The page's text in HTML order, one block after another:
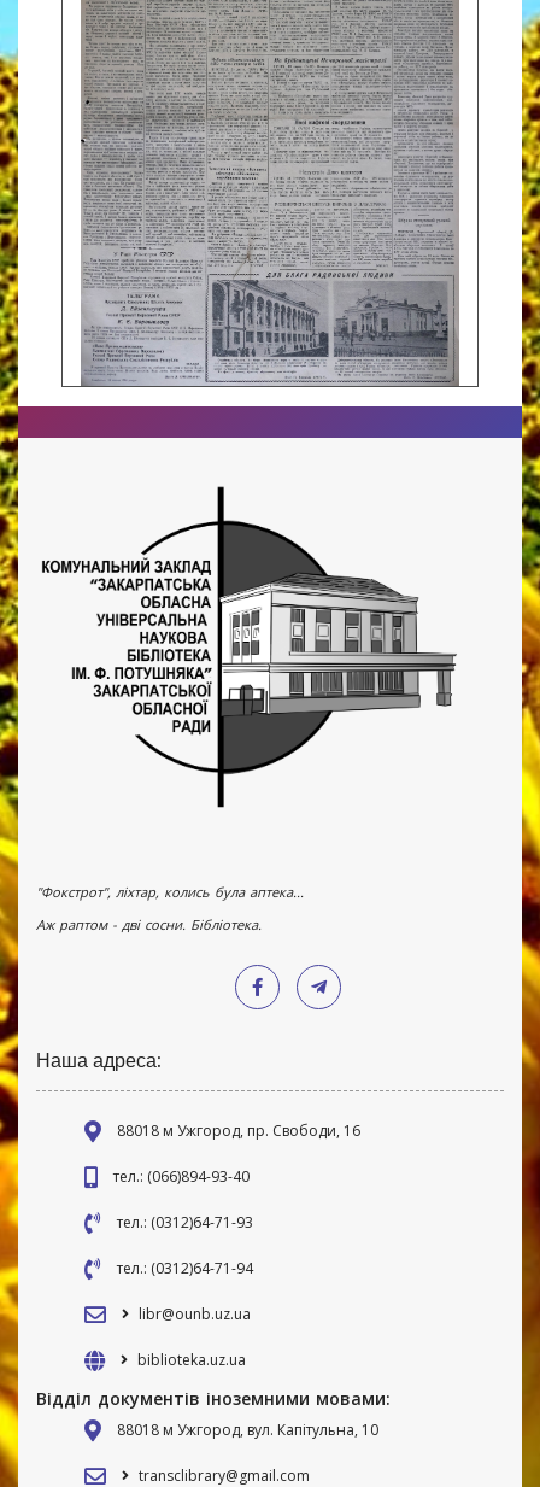
"Фокстрот", ліхтар, колись була аптека...
Аж раптом - дві сосни. Бібліотека.
Наша адреса:
88018 м Ужгород, пр. Свободи, 16
тел.: (066)894-93-40
тел.: (0312)64-71-93
тел.: (0312)64-71-94
libr@ounb.uz.ua
biblioteka.uz.ua
Відділ документів іноземними мовами:
88018 м Ужгород, вул. Капітульна, 10
transclibrary@gmail.com